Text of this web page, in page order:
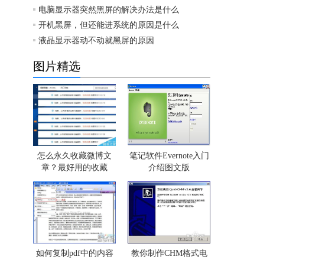
电脑显示器突然黑屏的解决办法是什么
开机黑屏，但还能进系统的原因是什么
液晶显示器动不动就黑屏的原因
图片精选
怎么永久收藏微博文
章？最好用的收藏
笔记软件Evernote入门
介绍图文版
如何复制pdf中的内容 教你制作CHM格式电